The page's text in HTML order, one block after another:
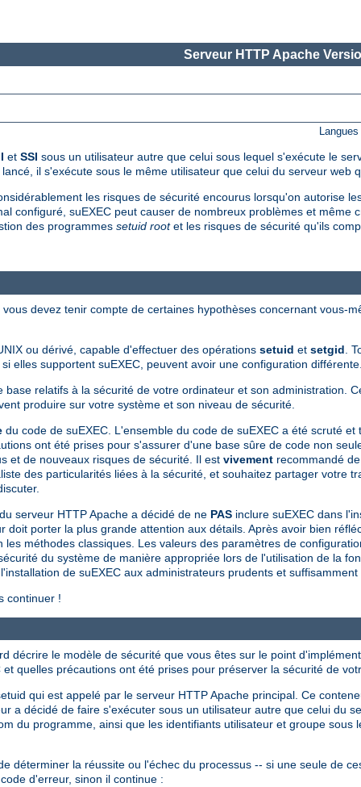
Serveur HTTP Apache
et SSI sous un utilisateur autre que celui sous lequel s'exécute le
il s'exécute sous le même utilisateur que celui du serveur web
les risques de sécurité encourus lorsqu'on autorise
configuré, suEXEC peut causer de nombreux problèmes et même
des programmes setuid rootet les risques de sécurité qu'ils
devez tenir compte de certaines hypothèses concernant vous-
ou dérivé, capable d'effectuer des opérations setuid et setgid .
elles supportent suEXEC, peuvent avoir une configuration
relatifs à la sécurité de votre ordinateur et son administration.
produire sur votre système et son niveau de sécurité.
du code de suEXEC. L'ensemble du code de suEXEC a été scruté et
ont été prises pour s'assurer d'une base sûre de code non
et de nouveaux risques de sécurité. Il est vivement recommandé
des particularités liées à la sécurité, et souhaitez partager votre
serveur HTTP Apache a décidé de ne PAS inclure suEXEC dans
porter la plus grande attention aux détails. Après avoir bien
méthodes classiques. Les valeurs des paramètres de
du système de manière appropriée lors de l'utilisation de la
de suEXEC aux administrateurs prudents et
continuer !
décrire le modèle de sécurité que vous êtes sur le point
quelles précautions ont été prises pour préserver la sécurité de
qui est appelé par le serveur HTTP Apache principal. Ce
a décidé de faire s'exécuter sous un utilisateur autre que celui du
du programme, ainsi que les identifiants utilisateur et groupe sous
déterminer la réussite ou l'échec du processus -- si une seule de
d'erreur, sinon il continue :